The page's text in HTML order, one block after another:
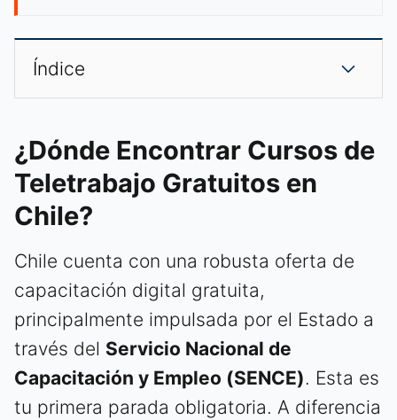
Índice
¿Dónde Encontrar Cursos de
Teletrabajo Gratuitos en
Chile?
Chile cuenta con una robusta oferta de
capacitación digital gratuita,
principalmente impulsada por el Estado a
través del Servicio Nacional de
Capacitación y Empleo (SENCE). Esta es
tu primera parada obligatoria. A diferencia